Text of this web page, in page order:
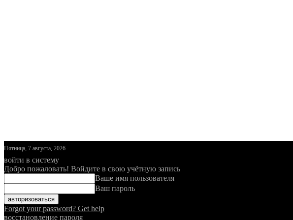
Пятница, 7 августа, 2026
войти в систему
Добро пожаловать! Войдите в свою учётную запись
Ваше имя пользователя
Ваш пароль
Forgot your password? Get help
восстановление пароля